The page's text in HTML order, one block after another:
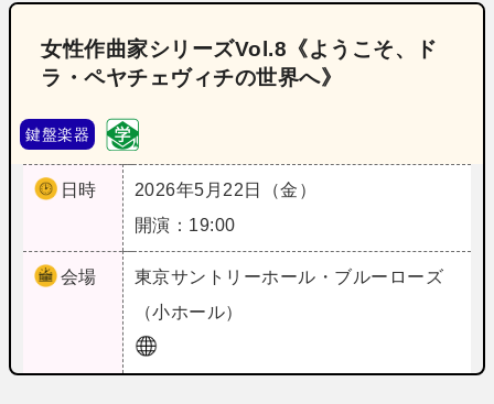
女性作曲家シリーズVol.8《ようこそ、ド
ラ・ペヤチェヴィチの世界へ》
鍵盤楽器
日時
2026年5月22日（金）
開演：19:00
会場 東京サントリーホール・ブルーローズ
（小ホール）